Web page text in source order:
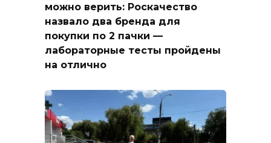
можно верить: Роскачество
назвало два бренда для
покупки по 2 пачки —
лабораторные тесты пройдены
на отлично